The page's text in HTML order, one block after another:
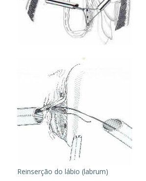
Reinserção do lábio (labrum)